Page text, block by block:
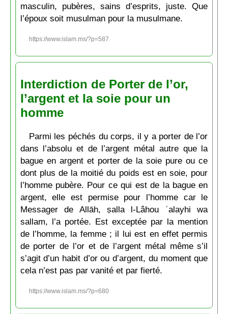
masculin, pubères, sains d’esprits, juste. Que
l’époux soit musulman pour la musulmane.
https://www.islam.ms/?p=587
Interdiction de Porter de l’or,
l’argent et la soie pour un
homme
Parmi les péchés du corps, il y a porter de l’or
dans l’absolu et de l’argent métal autre que la
bague en argent et porter de la soie pure ou ce
dont plus de la moitié du poids est en soie, pour
l’homme pubère. Pour ce qui est de la bague en
argent, elle est permise pour l’homme car le
Messager de Allāh, ṣalla l-Lâhou ʿalayhi wa
sallam, l’a portée. Est exceptée par la mention
de l’homme, la femme ; il lui est en effet permis
de porter de l’or et de l’argent métal même s’il
s’agit d’un habit d’or ou d’argent, du moment que
cela n’est pas par vanité et par fierté.
https://www.islam.ms/?p=680